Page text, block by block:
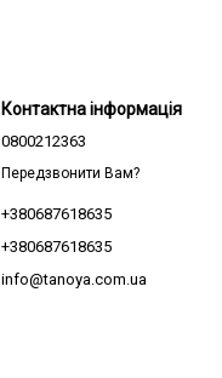
Контактна інформація
0800212363
Передзвонити Вам?
+380687618635
+380687618635
info@tanoya.com.ua